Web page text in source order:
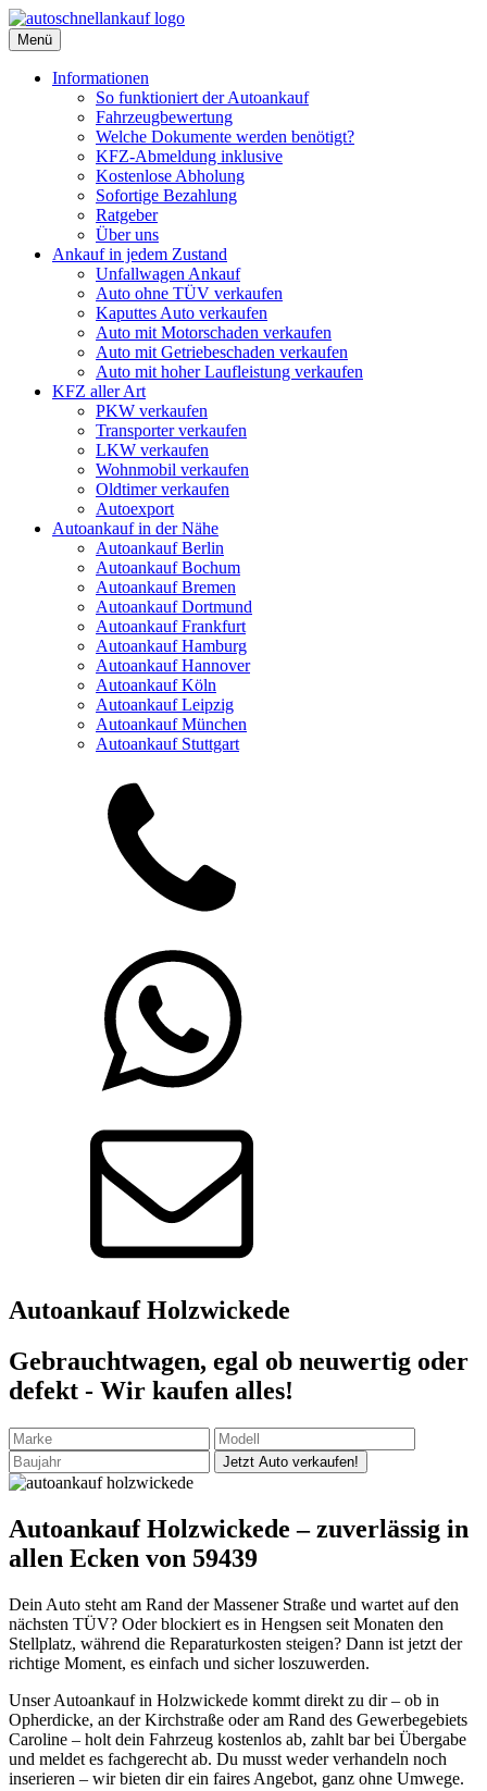
Menü
Informationen
So funktioniert der Autoankauf
Fahrzeugbewertung
Welche Dokumente werden benötigt?
KFZ-Abmeldung inklusive
Kostenlose Abholung
Sofortige Bezahlung
Ratgeber
Über uns
Ankauf in jedem Zustand
Unfallwagen Ankauf
Auto ohne TÜV verkaufen
Kaputtes Auto verkaufen
Auto mit Motorschaden verkaufen
Auto mit Getriebeschaden verkaufen
Auto mit hoher Laufleistung verkaufen
KFZ aller Art
PKW verkaufen
Transporter verkaufen
LKW verkaufen
Wohnmobil verkaufen
Oldtimer verkaufen
Autoexport
Autoankauf in der Nähe
Autoankauf Berlin
Autoankauf Bochum
Autoankauf Bremen
Autoankauf Dortmund
Autoankauf Frankfurt
Autoankauf Hamburg
Autoankauf Hannover
Autoankauf Köln
Autoankauf Leipzig
Autoankauf München
Autoankauf Stuttgart
AutoankaufHolzwickede
Gebrauchtwagen, egal ob neuwertig oder
defekt - Wir kaufen alles!
Jetzt Auto verkaufen!
Autoankauf Holzwickede – zuverlässig in
allen Ecken von 59439
Dein Auto steht am Rand der Massener Straße und wartet auf den
nächsten TÜV? Oder blockiert es in Hengsen seit Monaten den
Stellplatz, während die Reparaturkosten steigen? Dann ist jetzt der
richtige Moment, es einfach und sicher loszuwerden.
Unser Autoankauf in Holzwickede kommt direkt zu dir – ob in
Opherdicke, an der Kirchstraße oder am Rand des Gewerbegebiets
Caroline – holt dein Fahrzeug kostenlos ab, zahlt bar bei Übergabe
und meldet es fachgerecht ab. Du musst weder verhandeln noch
inserieren – wir bieten dir ein faires Angebot, ganz ohne Umwege.